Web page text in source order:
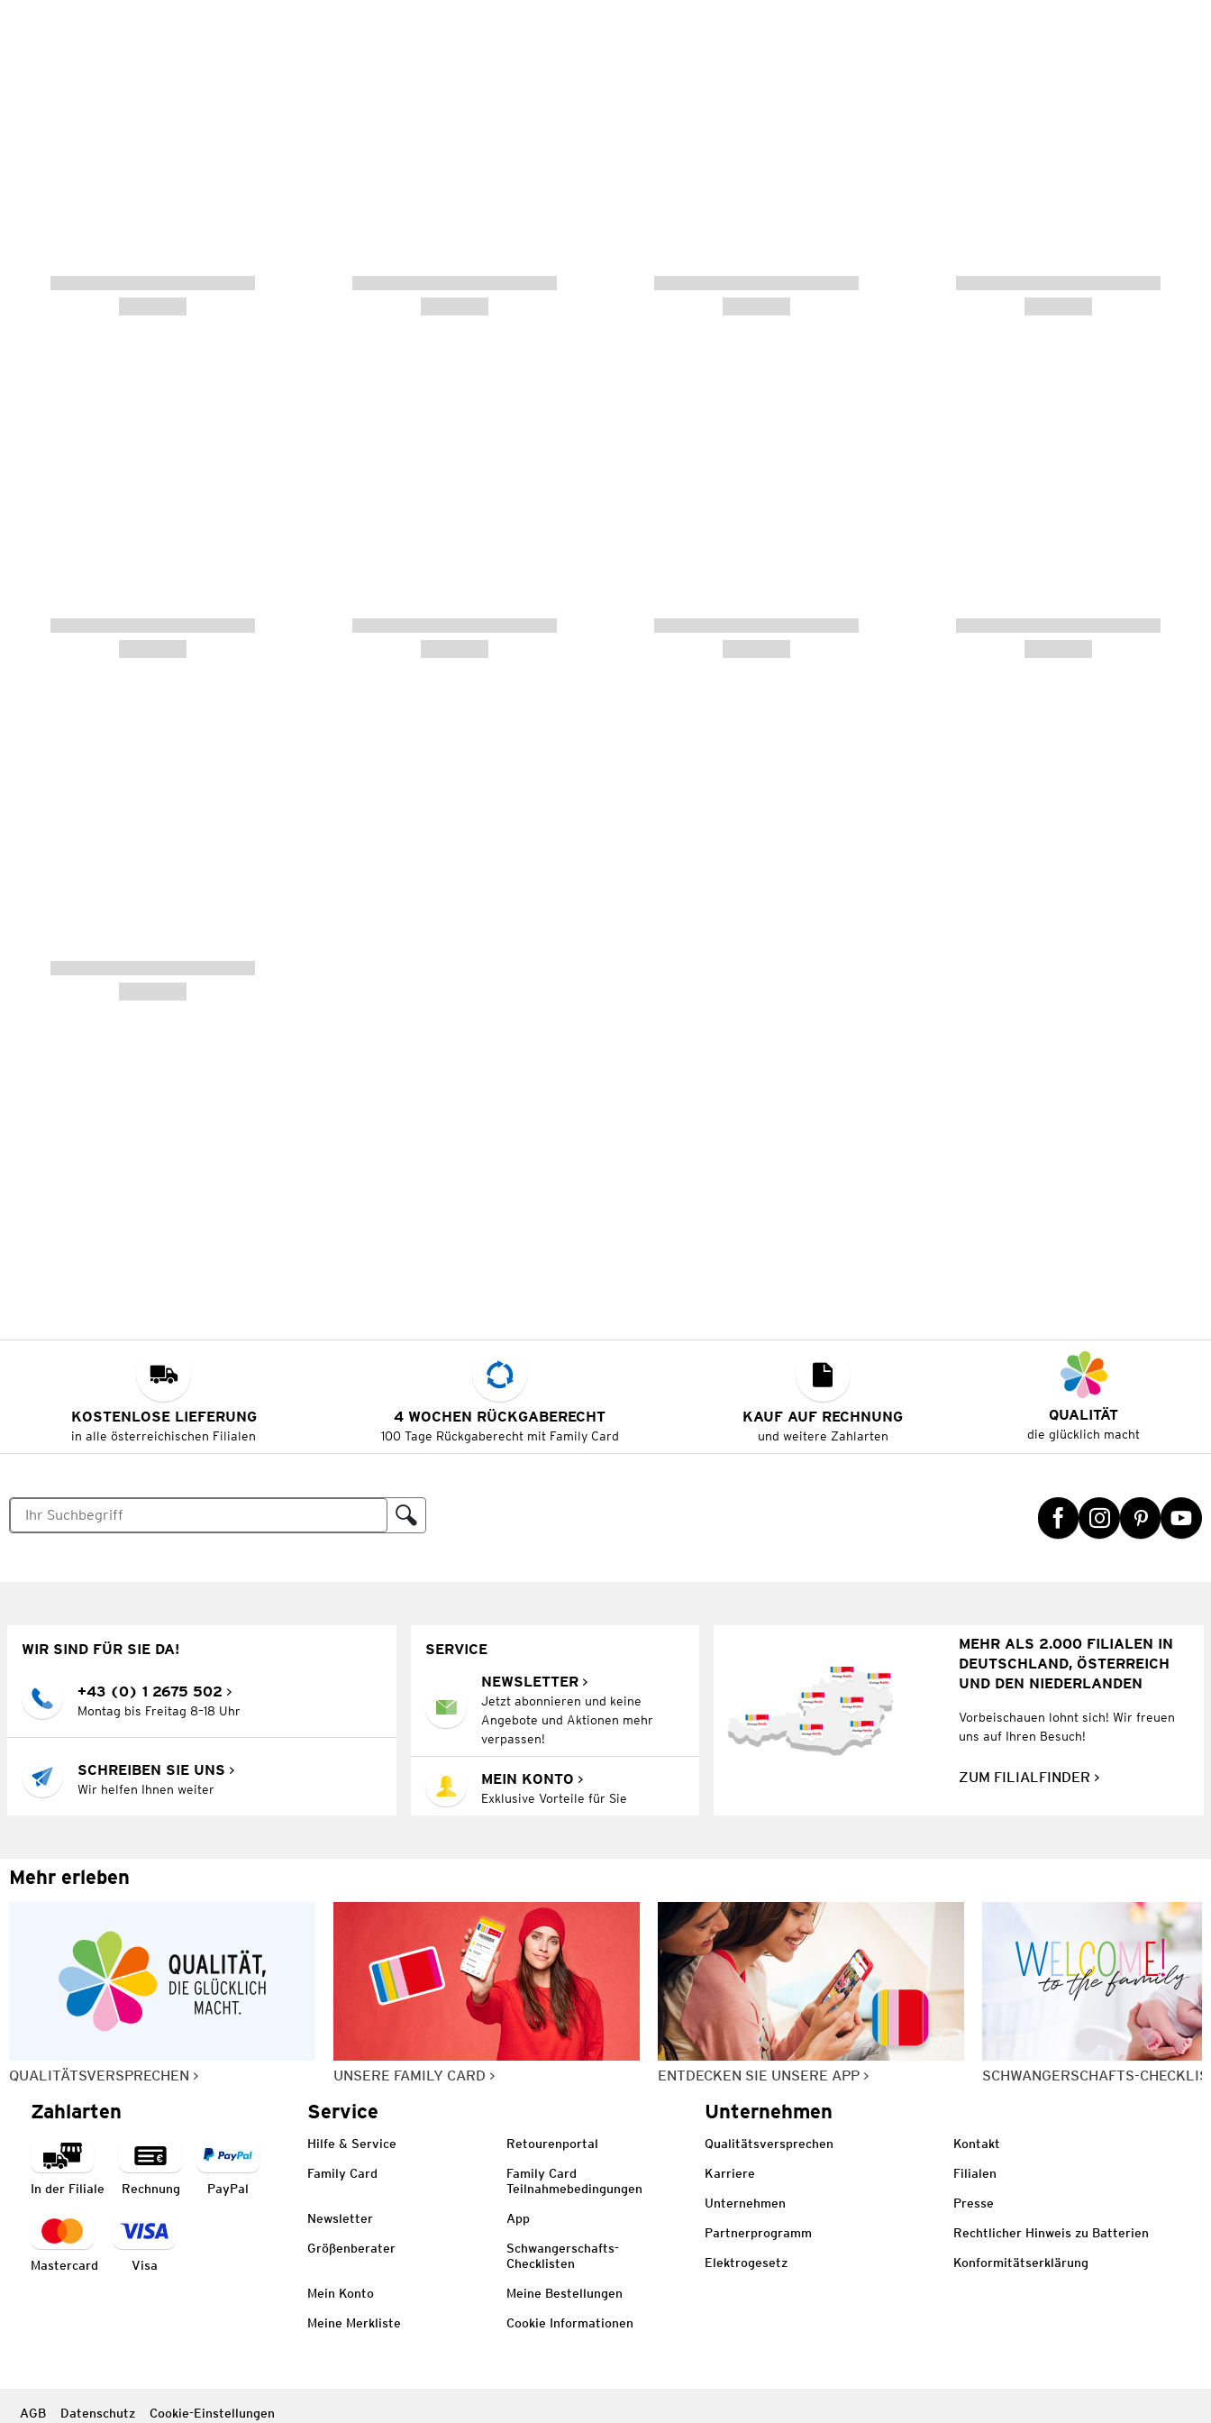
KOSTENLOSE LIEFERUNG
in alle österreichischen Filialen
4 WOCHEN RÜCKGABERECHT
100 Tage Rückgaberecht mit Family Card
KAUF AUF RECHNUNG
und weitere Zahlarten
QUALITÄT
die glücklich macht
WIR SIND FÜR SIE DA!
+43 (0) 1 2675 502
Montag bis Freitag 8–18 Uhr
SCHREIBEN SIE UNS
Wir helfen Ihnen weiter
SERVICE
NEWSLETTER
Jetzt abonnieren und keine
Angebote und Aktionen mehr
verpassen!
MEIN KONTO
Exklusive Vorteile für Sie
MEHR ALS 2.000 FILIALEN IN
DEUTSCHLAND, ÖSTERREICH
UND DEN NIEDERLANDEN
Vorbeischauen lohnt sich! Wir freuen
uns auf Ihren Besuch!
ZUM FILIALFINDER
Mehr erleben
QUALITÄTSVERSPRECHEN UNSERE FAMILY CARD ENTDECKEN SIE UNSERE APP SCHWANGERSCHAFTS-
Zahlarten
In der Filiale Rechnung PayPal
Mastercard Visa
Service
Hilfe & Service Retourenportal
Family Card
Family Card
Teilnahmebedingungen
Newsletter App
Größenberater
Schwangerschafts-
Checklisten
Mein Konto Meine Bestellungen
Meine Merkliste Cookie Informationen
Unternehmen
Qualitätsversprechen Kontakt
Karriere Filialen
Unternehmen Presse
Partnerprogramm Rechtlicher Hinweis zu Batterien
Elektrogesetz Konformitätserklärung
AGB Datenschutz Cookie-Einstellungen